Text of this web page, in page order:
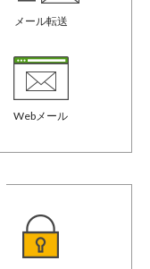
メール転送
Webメール